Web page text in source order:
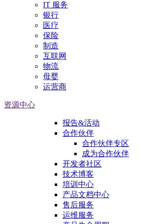
IT 服务
银行
医疗
保险
制造
互联网
物流
母婴
运营商
资源中心
报告&活动
合作伙伴
合作伙伴专区
成为合作伙伴
开发者社区
技术博客
培训中心
产品文档中心
售后服务
运维服务